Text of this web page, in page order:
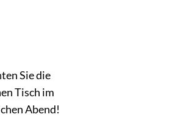
Sie die
Tisch im
Abend!